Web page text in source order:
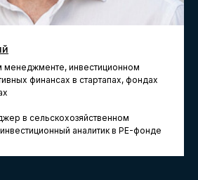
менеджменте, инвестиционном
финансах в стартапах, фондах
в сельскохозяйственном
аналитик в PE-фонде
лицензию